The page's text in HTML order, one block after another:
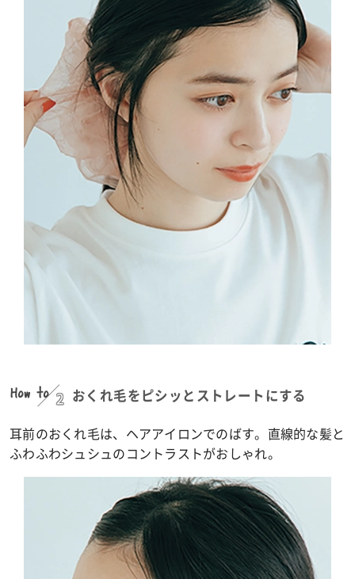
How to 2 おくれ毛をピシッとストレートにする
耳前のおくれ毛は、ヘアアイロンでのばす。直線的な髪と
ふわふわシュシュのコントラストがおしゃれ。